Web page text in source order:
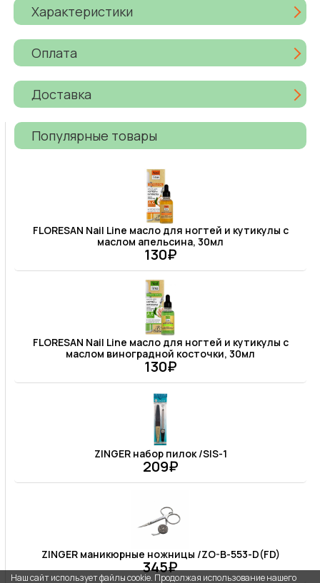
Характеристики
Оплата
Доставка
Популярные товары
FLORESAN Nail Line масло для ногтей и кутикулы с
маслом апельсина, 30мл
130₽
FLORESAN Nail Line масло для ногтей и кутикулы с
маслом виноградной косточки, 30мл
130₽
ZINGER набор пилок /SIS-1
209₽
ZINGER маникюрные ножницы /ZO-B-553-D(FD)
345₽
Наш сайт использует файлы cookie. Продолжая использование нашего